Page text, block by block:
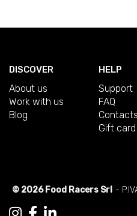
DISCOVER
About us
Work with us
Blog
HELP
Support
FAQ
Contacts
Gift card
© 2026 Food Racers Srl -